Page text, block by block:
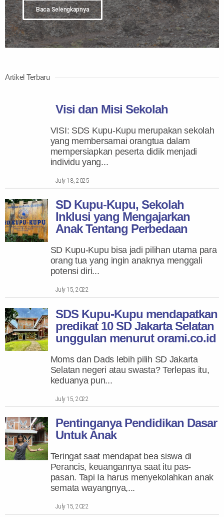
Baca Selengkapnya
Artikel Terbaru
Visi dan Misi Sekolah
VISI: SDS Kupu-Kupu merupakan sekolah
yang membersamai orangtua dalam
mempersiapkan peserta didik menjadi
individu yang...
July 18, 2025
SD Kupu-Kupu, Sekolah
Inklusi yang Mengajarkan
Anak Tentang Perbedaan
SD Kupu-Kupu bisa jadi pilihan utama para
orang tua yang ingin anaknya menggali
potensi diri...
July 15, 2022
SDS Kupu-Kupu mendapatkan
predikat 10 SD Jakarta Selatan
unggulan menurut orami.co.id
Moms dan Dads lebih pilih SD Jakarta
Selatan negeri atau swasta? Terlepas itu,
keduanya pun...
July 15, 2022
Pentinganya Pendidikan Dasar
Untuk Anak
Teringat saat mendapat bea siswa di
Perancis, keuangannya saat itu pas-
pasan. Tapi Ia harus menyekolahkan anak
semata wayangnya,...
July 15, 2022